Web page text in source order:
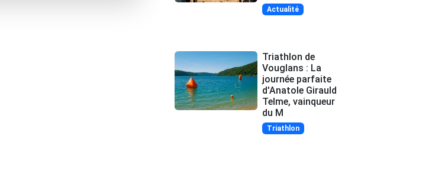
Actualité
Triathlon de
Vouglans : La
journée parfaite
d'Anatole Girauld
Telme, vainqueur
du M
Triathlon